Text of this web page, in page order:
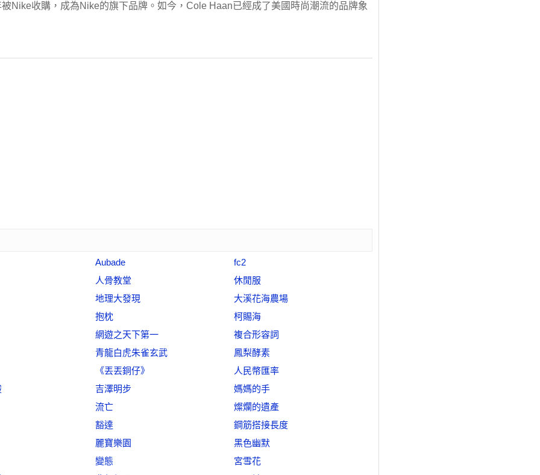
Nike收購，成為Nike的旗下品牌。如今，Cole Haan已經成了美國時尚潮流的品牌象
Aubade
fc2
人骨教堂
休閒服
地理大發現
大溪花海農場
抱枕
柯賜海
網遊之天下第一
複合形容詞
青龍白虎朱雀玄武
鳳梨酵素
《丟丟銅仔》
人民幣匯率
吉澤明步
媽媽的手
流亡
燦爛的遺產
豁達
鋼筋搭接長度
麗寶樂園
黑色幽默
變態
宮雪花